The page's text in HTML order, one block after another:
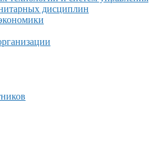
дисциплин